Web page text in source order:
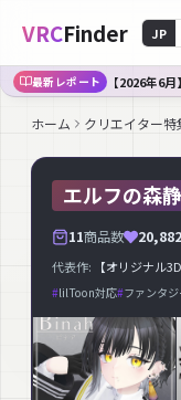
VRCFinder JP
最新レポート
ホーム クリエイター特
エルフの森
11商品数 20,882
代表作: 【オリジナル
#lilToon対応#ファンタジ